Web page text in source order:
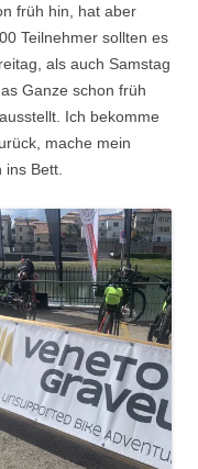
früh hin, hat aber
Teilnehmer sollten es
als auch Samstag
Ganze schon früh
Ich bekomme
mache mein
Bett.